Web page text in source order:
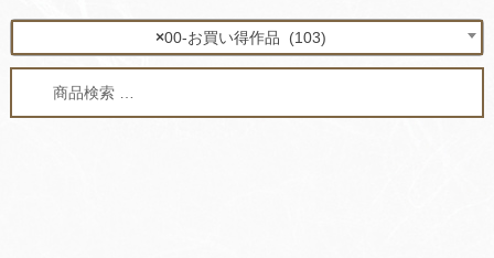
×00-お買い得作品 (103)